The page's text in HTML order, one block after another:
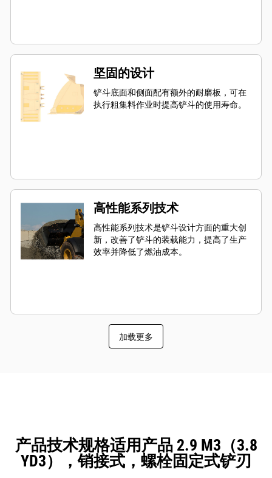
坚固的设计
铲斗底面和侧面配有额外的耐磨板，可在
执行粗集料作业时提高铲斗的使用寿命。
高性能系列技术
高性能系列技术是铲斗设计方面的重大创
新，改善了铲斗的装载能力，提高了生产
效率并降低了燃油成本。
加载更多
产品技术规格适用产品 2.9 M3（3.8
YD3），销接式，螺栓固定式铲刃